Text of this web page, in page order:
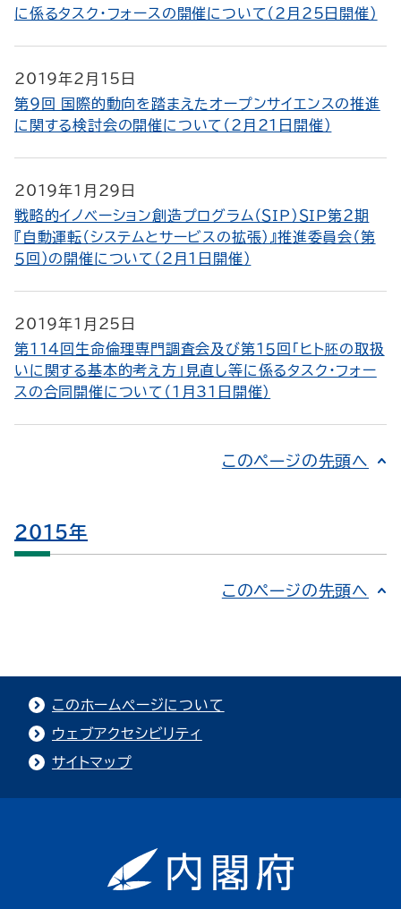
に係るタスク・フォースの開催について（2月25日開催）
2019年2月15日
第9回 国際的動向を踏まえたオープンサイエンスの推進
に関する検討会の開催について（2月21日開催）
2019年1月29日
戦略的イノベーション創造プログラム（ＳＩＰ）ＳＩＰ第２期
『自動運転（システムとサービスの拡張）』推進委員会（第
５回）の開催について（2月1日開催）
2019年1月25日
第１１４回生命倫理専門調査会及び第１５回「ヒト胚の取扱
いに関する基本的考え方」見直し等に係るタスク・フォー
スの合同開催について（1月31日開催）
このページの先頭へ
2015年
このページの先頭へ
このホームページについて
ウェブアクセシビリティ
サイトマップ